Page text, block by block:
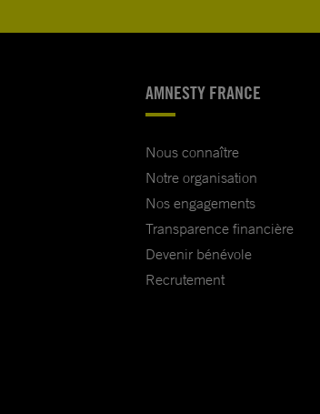
AMNESTY FRANCE
Nous connaître
Notre organisation
Nos engagements
Transparence financière
Devenir bénévole
Recrutement